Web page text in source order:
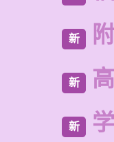
新
新
新